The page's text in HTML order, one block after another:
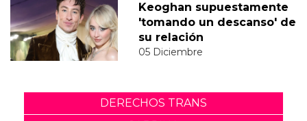
Keoghan supuestamente
'tomando un descanso' de
su relación
05 Diciembre
DERECHOS TRANS